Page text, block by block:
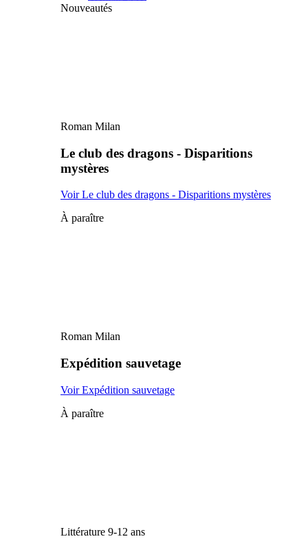
Nouveautés
Roman Milan
Le club des dragons - Disparitions
mystères
Voir Le club des dragons - Disparitions mystères
À paraître
Roman Milan
Expédition sauvetage
Voir Expédition sauvetage
À paraître
Littérature 9-12 ans